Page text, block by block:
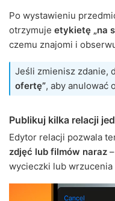
Po wystawieniu
otrzymuje etykietę „na
czemu znajomi i
Jeśli zmienisz zdanie,
ofertę”, aby anulować
Publikuj kilka relacji
Edytor relacji pozwala
zdjęć lub filmów naraz
wycieczki lub wrzucenia